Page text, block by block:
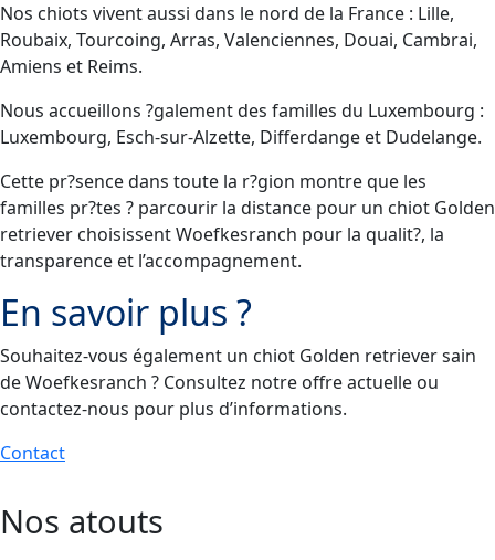
Nos chiots vivent aussi dans le nord de la France : Lille,
Roubaix, Tourcoing, Arras, Valenciennes, Douai, Cambrai,
Amiens et Reims.
Nous accueillons ?galement des familles du Luxembourg :
Luxembourg, Esch-sur-Alzette, Differdange et Dudelange.
Cette pr?sence dans toute la r?gion montre que les
familles pr?tes ? parcourir la distance pour un chiot Golden
retriever choisissent Woefkesranch pour la qualit?, la
transparence et l’accompagnement.
En savoir plus ?
Souhaitez-vous également un chiot Golden retriever sain
de Woefkesranch ? Consultez notre offre actuelle ou
contactez-nous pour plus d’informations.
Contact
Nos atouts